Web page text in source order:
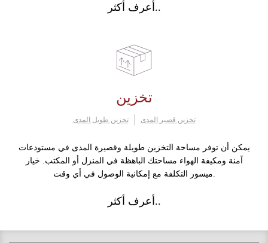
أعرف أكثر..
تخزين
تخزين طويل المدى تخزين قصير المدى
يمكن أن توفر مساحة التخزين طويلة وقصيرة المدى في مستودعات
آمنة ومكيفة الهواء مساحتك الباهظة في المنزل أو المكتب. خيار
أعرف أكثر..